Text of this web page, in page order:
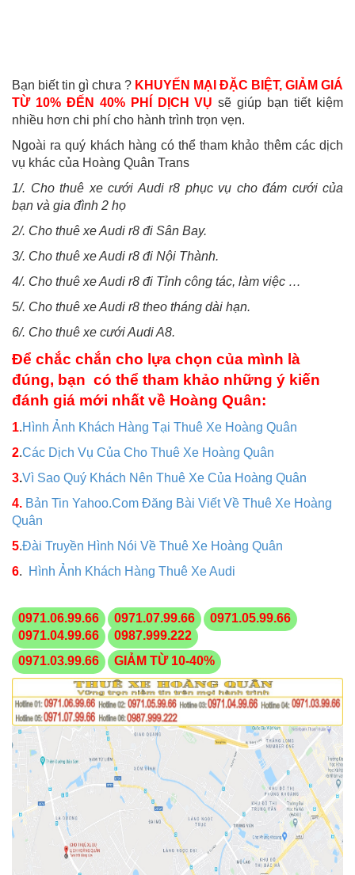
Bạn biết tin gì chưa ? KHUYẾN MẠI ĐẶC BIỆT, GIẢM GIÁ
TỪ 10% ĐẾN 40% PHÍ DỊCH VỤ sẽ giúp bạn tiết kiệm
nhiều hơn chi phí cho hành trình trọn vẹn.
Ngoài ra quý khách hàng có thể tham khảo thêm các dịch
vụ khác của Hoàng Quân Trans
1/. Cho thuê xe cưới Audi r8 phục vụ cho đám cưới của
bạn và gia đình 2 họ
2/. Cho thuê xe Audi r8 đi Sân Bay.
3/. Cho thuê xe Audi r8 đi Nội Thành.
4/. Cho thuê xe Audi r8 đi Tỉnh công tác, làm việc …
5/. Cho thuê xe Audi r8 theo tháng dài hạn.
6/. Cho thuê xe cưới Audi A8.
Để chắc chắn cho lựa chọn của mình là
đúng, bạn có thể tham khảo những ý kiến
đánh giá mới nhất về Hoàng Quân:
1.Hình Ảnh Khách Hàng Tại Thuê Xe Hoàng Quân
2.Các Dịch Vụ Của Cho Thuê Xe Hoàng Quân
3.Vì Sao Quý Khách Nên Thuê Xe Của Hoàng Quân
4. Bản Tin Yahoo.Com Đăng Bài Viết Về Thuê Xe Hoàng
Quân
5.Đài Truyền Hình Nói Về Thuê Xe Hoàng Quân
6. Hình Ảnh Khách Hàng Thuê Xe Audi
0971.06.99.66 0971.07.99.66
0971.05.99.66
0971.04.99.66
0987.999.222
0971.03.99.66
GIẢM TỪ 10-40%